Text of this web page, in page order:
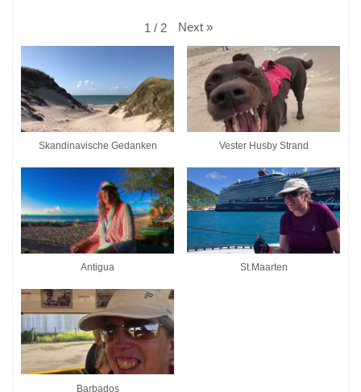
1 / 2 Next »
Skandinavische Gedanken Vester Husby Strand
Antigua St.Maarten
Barbados